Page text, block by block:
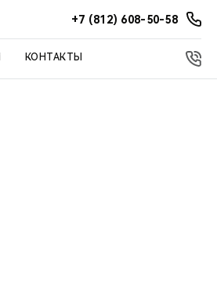
+7 (812) 608-50-58
КОНТАКТЫ